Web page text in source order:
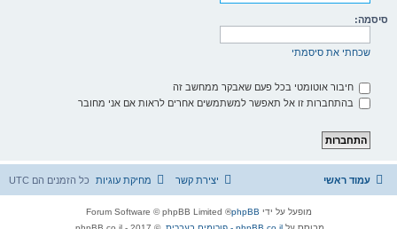
סיסמה:
שכחתי את סיסמתי
חיבור אוטומטי בכל פעם שאבקר ממחשב זה
בהתחברות זו אל תאפשר למשתמשים אחרים לראות אם אני מחובר
עמוד ראשי כל הזמנים הם UTC מחיקת עוגיות יצירת קשר
מופעל על ידי phpBB
® Forum Software © phpBB Limited